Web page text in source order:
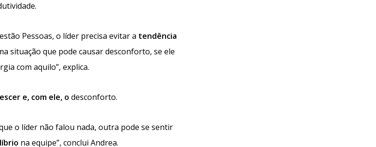
Pessoas, o líder precisa evitar a tendência
situação que pode causar desconforto, se ele
com aquilo”, explica.
e, com ele, o desconforto.
o líder não falou nada, outra pode se sentir
na equipe”, conclui Andrea.